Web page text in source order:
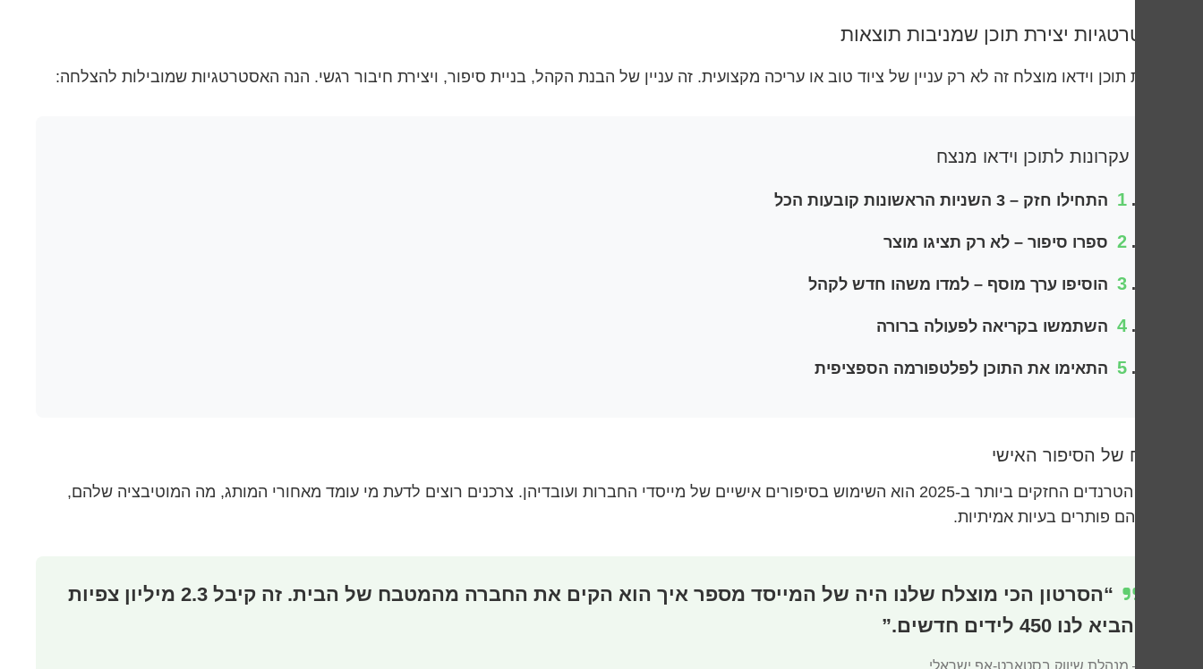
אסטרטגיות יצירת תוכן שמניבות תוצאות
יצירת תוכן וידאו מוצלח זה לא רק עניין של ציוד טוב או עריכה מקצועית. זה עניין של הבנת הקהל, בניית סיפור, ויצירת חיבור רגשי. הנה האסטרטגיות שמובילות להצלחה:
1 התחילו חזק – 3 השניות הראשונות קובעות הכל
2 ספרו סיפור – לא רק תציגו מוצר
3 הוסיפו ערך מוסף – למדו משהו חדש לקהל
4 השתמשו בקריאה לפעולה ברורה
5 התאימו את התוכן לפלטפורמה הספציפית
הכוח של הסיפור האישי
אחד הטרנדים החזקים ביותר ב-2025 הוא השימוש בסיפורים אישיים של מייסדי החברות ועובדיהן. צרכנים רוצים לדעת מי עומד מאחורי המותג, מה המוטיבציה שלהם,
ואיך הם פותרים בעיות אמיתיות.
“הסרטון הכי מוצלח שלנו היה של המייסד מספר איך הוא הקים את החברה מהמטבח של הבית. זה קיבל 2.3 מיליון צפיות
והביא לנו 450 לידים חדשים.”
– מנהלת שיווק בסטארט-אפ ישראלי